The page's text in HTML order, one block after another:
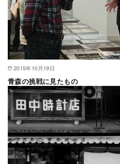
2015年10月19日
青森の挑戦に見たもの